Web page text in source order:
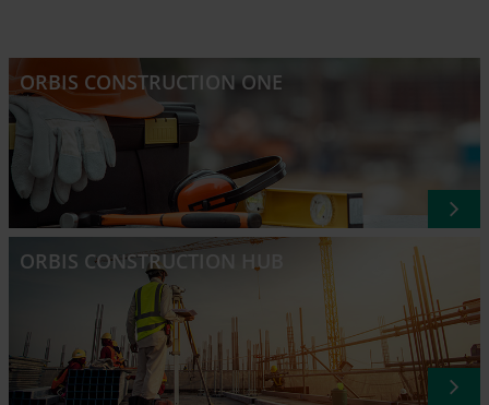
ORBIS CONSTRUCTION ONE
ORBIS CONSTRUCTION HUB